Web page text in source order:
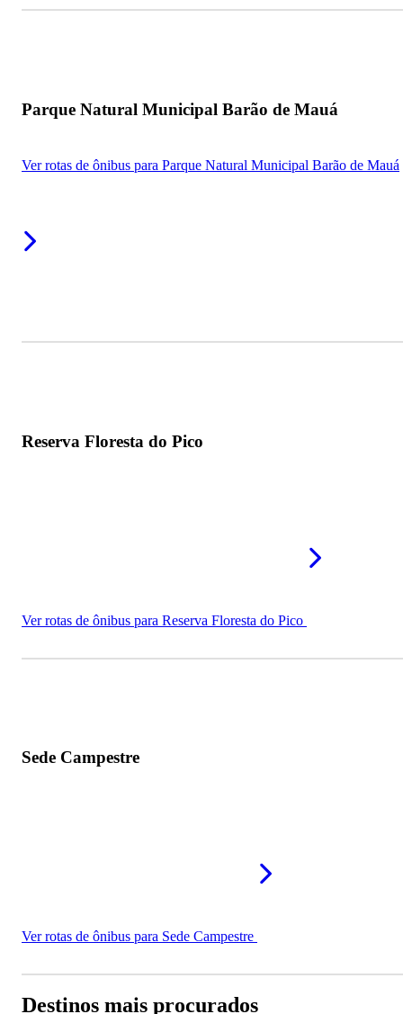
Parque Natural Municipal Barão de Mauá
Ver rotas de ônibus para Parque Natural Municipal Barão de Mauá
Reserva Floresta do Pico
Ver rotas de ônibus para Reserva Floresta do Pico
Sede Campestre
Ver rotas de ônibus para Sede Campestre
Destinos mais procurados